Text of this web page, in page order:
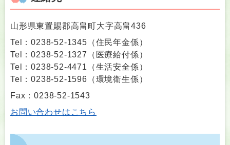
山形県東置賜郡高畠町大字高畠436
Tel：0238-52-1345 （住民年金係）
Tel：0238-52-1327
（ 医療給付係）
Tel：0238-52-4471
（生活安全係）
Tel：0238-52-1596 （環境衛生係）
Fax：0238-52-1543
お問い合わせはこちら